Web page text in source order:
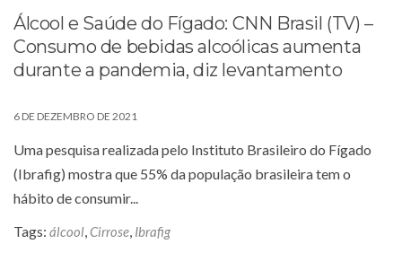
Álcool e Saúde do Fígado: CNN Brasil (TV) –
Consumo de bebidas alcoólicas aumenta
durante a pandemia, diz levantamento
6 DE DEZEMBRO DE 2021
Uma pesquisa realizada pelo Instituto Brasileiro do Fígado
(Ibrafig) mostra que 55% da população brasileira tem o
hábito de consumir...
Tags: álcool,Cirrose, Ibrafig